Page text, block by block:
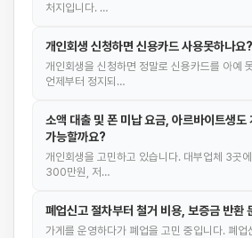
처지입니다. …
개인회생 신청하면 신용카드 사용못하나요?
개인회생을 신청하면 정말로 신용카드를 아예
언제부터 정지되…
소액 대출 및 폰 미납 요금, 아르바이트생도
가능할까요?
개인회생을 고민하고 있습니다. 대부업체 3곳
300만원, 저…
폐업신고 절차부터 철거 비용, 보증금 반환
가게를 운영하다가 폐업을 고민 중입니다. 폐업